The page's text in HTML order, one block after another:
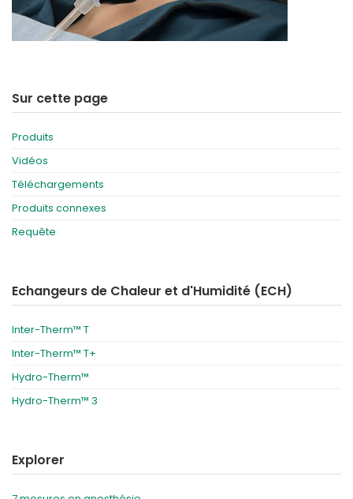
Sur cette page
Produits
Vidéos
Téléchargements
Produits connexes
Requête
Echangeurs de Chaleur et d'Humidité (ECH)
Inter-Therm™ T
Inter-Therm™ T+
Hydro-Therm™
Hydro-Therm™ 3
Explorer